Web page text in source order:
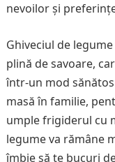
nevoilor și
Ghiveciul de
plină de savoare,
într-un mod
masă în familie,
umple frigiderul cu
legume va rămâne
îmbie să te bucuri